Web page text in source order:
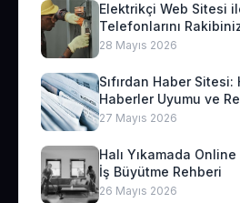
Elektrikçi Web Sitesi
Telefonlarını
28 Mayıs 2026
Sıfırdan Haber Sitesi:
Haberler Uyumu ve
27 Mayıs 2026
Halı Yıkamada
İş Büyütme Rehberi
26 Mayıs 2026